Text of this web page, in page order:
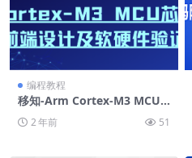
编程教程
移知-Arm Cortex-M3 MCU
2 年前 51